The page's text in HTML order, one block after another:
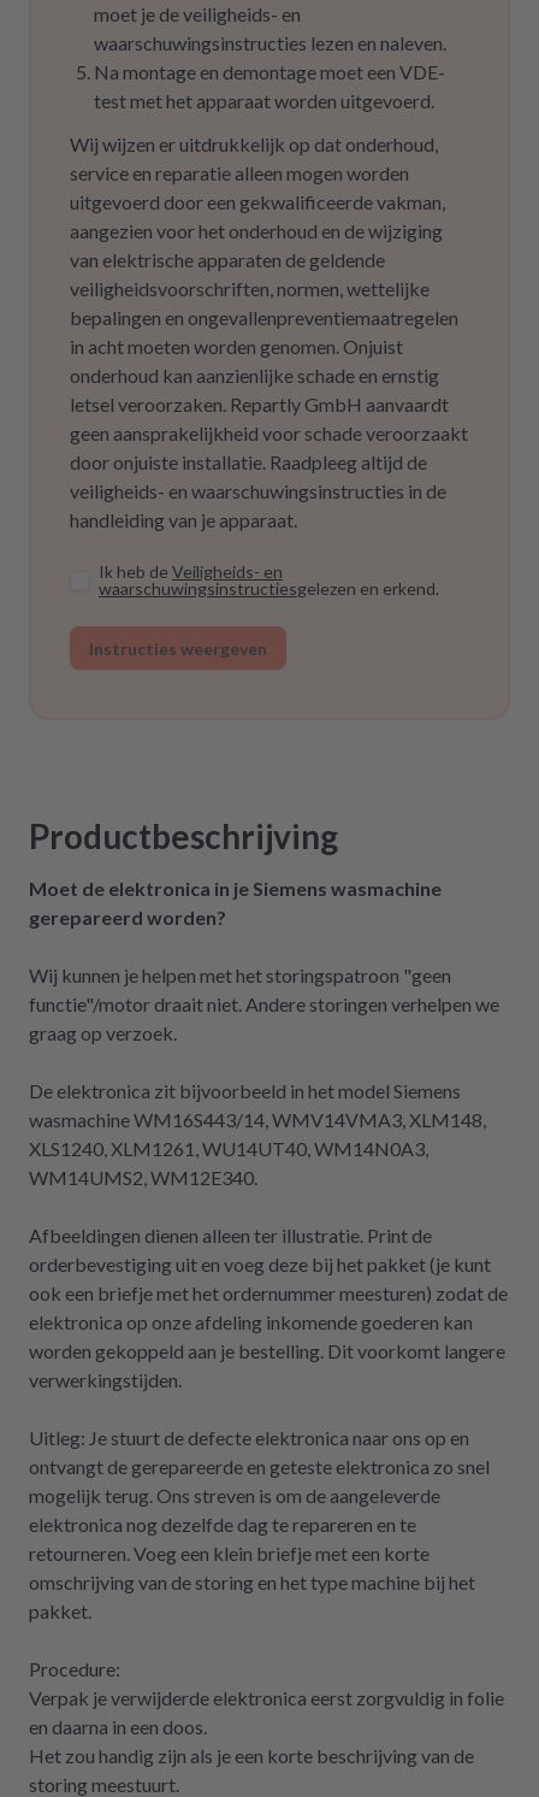
moet je de veiligheids- en
waarschuwingsinstructies lezen en naleven.
Na montage en demontage moet een VDE-
test met het apparaat worden uitgevoerd.
Wij wijzen er uitdrukkelijk op dat onderhoud,
service en reparatie alleen mogen worden
uitgevoerd door een gekwalificeerde vakman,
aangezien voor het onderhoud en de wijziging
van elektrische apparaten de geldende
veiligheidsvoorschriften, normen, wettelijke
bepalingen en ongevallenpreventiemaatregelen
in acht moeten worden genomen. Onjuist
onderhoud kan aanzienlijke schade en ernstig
letsel veroorzaken. Repartly GmbH aanvaardt
geen aansprakelijkheid voor schade veroorzaakt
door onjuiste installatie. Raadpleeg altijd de
veiligheids- en waarschuwingsinstructies in de
handleiding van je apparaat.
Ik heb de Veiligheids- en
waarschuwingsinstructiesgelezen en erkend.
Instructies weergeven
Productbeschrijving
Moet de elektronica in je Siemens wasmachine
gerepareerd worden?
Wij kunnen je helpen met het storingspatroon "geen
functie"/motor draait niet. Andere storingen verhelpen we
graag op verzoek.
De elektronica zit bijvoorbeeld in het model Siemens
wasmachine WM16S443/14, WMV14VMA3, XLM148,
XLS1240, XLM1261, WU14UT40, WM14N0A3,
WM14UMS2, WM12E340.
Afbeeldingen dienen alleen ter illustratie. Print de
orderbevestiging uit en voeg deze bij het pakket (je kunt
ook een briefje met het ordernummer meesturen) zodat de
elektronica op onze afdeling inkomende goederen kan
worden gekoppeld aan je bestelling. Dit voorkomt langere
verwerkingstijden.
Uitleg: Je stuurt de defecte elektronica naar ons op en
ontvangt de gerepareerde en geteste elektronica zo snel
mogelijk terug. Ons streven is om de aangeleverde
elektronica nog dezelfde dag te repareren en te
retourneren. Voeg een klein briefje met een korte
omschrijving van de storing en het type machine bij het
pakket.
Procedure:
Verpak je verwijderde elektronica eerst zorgvuldig in folie
en daarna in een doos.
Het zou handig zijn als je een korte beschrijving van de
storing meestuurt.